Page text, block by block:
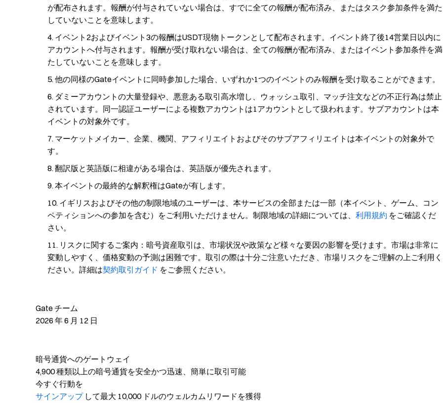
が配布されます。報酬が付与されていない場合は、すでに全ての報酬が配布済み、またはタスク参加条件を満た
していないことを意味します。
イベント2およびイベント3の報酬はUSDT現物トークンとして配布されます。イベント終了後14営業日以内に
アカウントへ付与されます。報酬が受け取れない場合は、全ての報酬が配布済み、またはイベント参加条件を満
たしていないことを意味します。
他の同様のGateイベントに同時参加した場合、いずれか1つのイベントのみ報酬を受け取ることができます。
ダミーアカウントの大量登録や、悪意ある取引高水増し、ウォッシュ取引、マッチ注文などの不正行為は禁止
されています。同一認証ユーザーによる複数アカウントは1アカウントとして扱われます。サブアカウントは本
イベントの対象外です。
マーケットメイカー、企業、機関、アフィリエイトおよびそのサブアフィリエイトは本イベントの対象外で
す。
翻訳版と英語版に相違がある場合は、英語版が優先されます。
本イベントの最終的な解釈権はGateが有します。
イギリスおよびその他の制限地域のユーザーは、本サービスの全部または一部（本イベント、ゲーム、コン
ペティションへの参加を含む）をご利用いただけません。制限地域の詳細については、 利用規約 をご確認くだ
さい。
リスクに関するご案内：暗号資産取引は、市場状況や政策など様々な要因の影響を受けます。市場は非常に
変動しやすく、価格変動の予測は困難です。取引の際は十分ご注意いただき、市場リスクをご理解の上ご利用く
ださい。詳細は契約取引ガイド をご参照ください。
Gate チーム
2026 年 6 月 12 日
暗号通貨へのゲートウェイ
4,900 種類以上の暗号通貨を安全かつ迅速、簡単に取引可能
今すぐ行動を
サインアップ して最大 10,000 ドルのウェルカムリワードを獲得